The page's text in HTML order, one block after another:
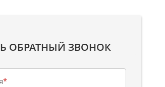
ОБРАТНЫЙ ЗВОНОК
*